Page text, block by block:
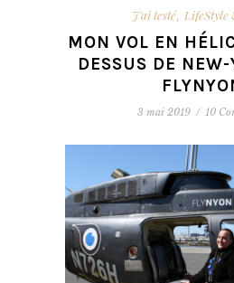
J'ai testé, LifeStyle
MON VOL EN
DESSUS DE NEW-
3 mai 2019 / 10